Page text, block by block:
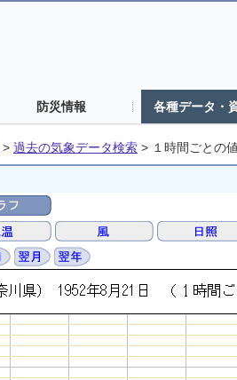
防災情報 各種データ・
> 過去の気象データ検索 > １時間ごとの